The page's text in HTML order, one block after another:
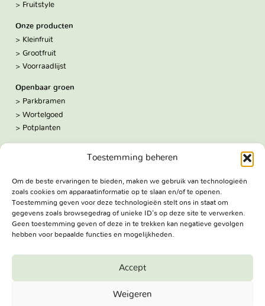
Toestemming beheren
Om de beste ervaringen te bieden, maken we gebruik van technologieën
zoals cookies om apparaatinformatie op te slaan en/of te openen.
Toestemming geven voor deze technologieën stelt ons in staat om
gegevens zoals browsegedrag of unieke ID's op deze site te verwerken.
Geen toestemming geven of deze in te trekken kan negatieve gevolgen
hebben voor bepaalde functies en mogelijkheden.
Accept
Weigeren
Fruitstyle
Onze producten
Kleinfruit
Grootfruit
Voorraadlijst
Openbaar groen
Parkbramen
Wortelgoed
Potplanten
Volg ons:
Facebook
Bezoekadres
Haringweg 3A
2975 LB Ottoland
Reserved.